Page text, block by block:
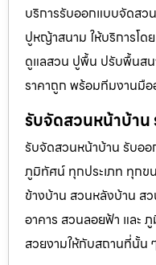
บริการรับออกแบบจัดสว
ปูหญ้าสนาม ให้บริการโ
ดูแลสวน ปูพื้น ปรับพื้นส
ราคาถูก พร้อมทีมงานมื
รับจัดสวนหน้าบ้าน
รับจัดสวนหน้าบ้าน รับอ
ภูมิทัศน์ ทุกประเภท ทุกข
ข้างบ้าน สวนหลังบ้าน ส
อาคาร สวนลอยฟ้า และ
สวยงามให้กับสถานที่นั้น